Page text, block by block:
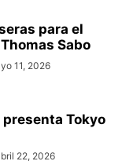
para el
Sabo
11, 2026
presenta Tokyo
22, 2026